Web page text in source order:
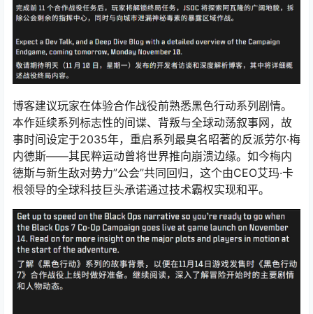
博客建议玩家在体验合作战役前熟悉黑色行动系列剧情。
本作延续系列标志性的间谍、背叛与全球动荡叙事网，故
事时间设定于2035年，重启系列最臭名昭著的反派劳尔·梅
内德斯——其民粹运动曾将世界推向崩溃边缘。如今梅内
德斯与新生敌对势力”公会”共同回归，这个由CEO艾玛·卡
根领导的全球科技巨头承诺通过技术霸权实现和平。